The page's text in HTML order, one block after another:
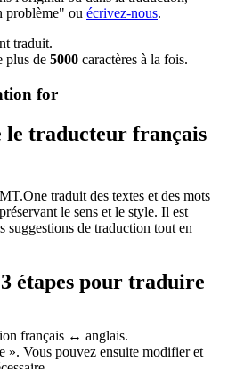
problème" ou écrivez-nous.
traduit.
plus de 5000 caractères à la fois.
for
le traducteur français
traduit des textes et des mots
le sens et le style. Il est
suggestions de traduction tout en
étapes pour traduire
français ↔ anglais.
». Vous pouvez ensuite modifier et